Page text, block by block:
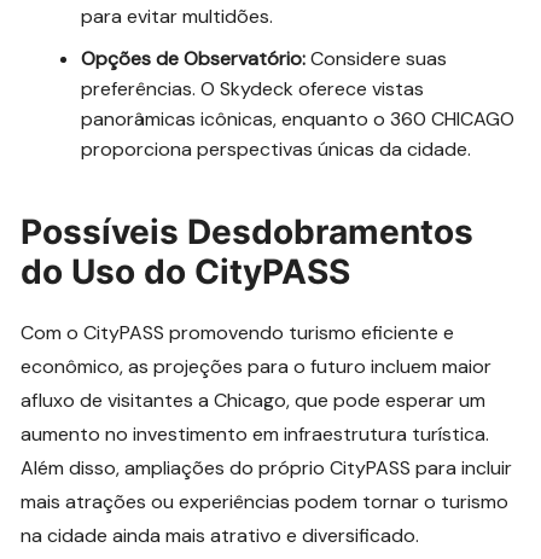
para evitar multidões.
Opções de Observatório:Considere suas
preferências. O Skydeck oferece vistas
panorâmicas icônicas, enquanto o 360 CHICAGO
proporciona perspectivas únicas da cidade.
Possíveis Desdobramentos
do Uso do CityPASS
Com o CityPASS promovendo turismo eficiente e
econômico, as projeções para o futuro incluem maior
afluxo de visitantes a Chicago, que pode esperar um
aumento no investimento em infraestrutura turística.
Além disso, ampliações do próprio CityPASS para incluir
mais atrações ou experiências podem tornar o turismo
na cidade ainda mais atrativo e diversificado.